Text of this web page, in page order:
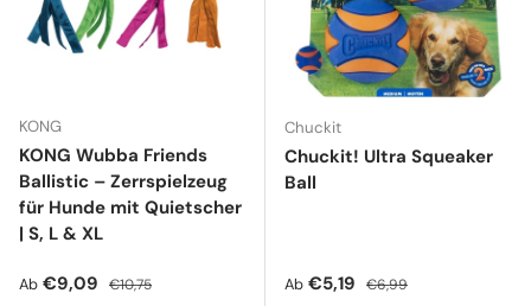
KONG
KONG Wubba Friends
Ballistic – Zerrspielzeug
für Hunde mit Quietscher
| S, L & XL
Verkaufspreis
Ab €9,09 Normaler Preis
€10,75
Chuckit
Chuckit! Ultra Squeaker
Ball
Verkaufspreis
Ab €5,19 Normaler Preis
€6,99